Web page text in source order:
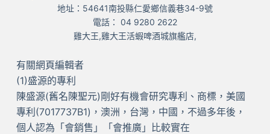
地址：54641南投縣仁愛鄉信義巷34-9號
電話： 04 9280 2622
雞大王,雞大王活蝦啤酒城旗艦店,
有關網頁編輯者
(1)盛源的專利
陳盛源(舊名陳聖元)剛好有機會研究專利、商標，美國
專利(7017737B1)，澳洲，台灣，中國，不過多年後，
個人認為「會銷售」「會推廣」比較實在